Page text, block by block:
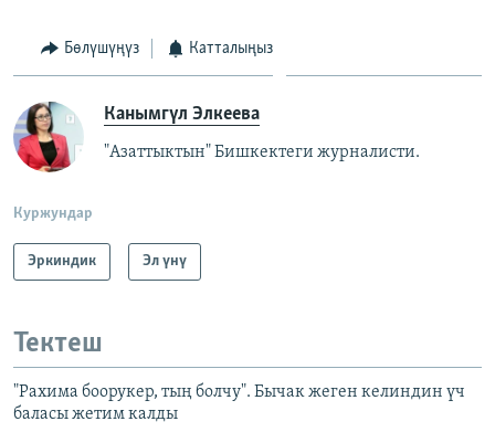
Бөлүшүңүз Катталыңыз
Канымгүл Элкеева
"Азаттыктын" Бишкектеги журналисти.
Куржундар
Эркиндик Эл үнү
Тектеш
"Рахима боорукер, тың болчу". Бычак жеген келиндин үч
баласы жетим калды